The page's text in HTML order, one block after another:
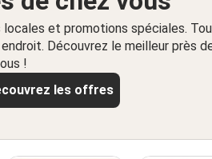
et promotions spéciales.
Découvrez le meilleur près
!
les offres